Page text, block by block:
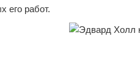
его работ.